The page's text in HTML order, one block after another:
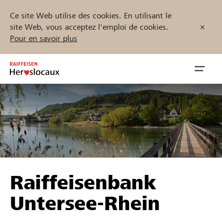
Ce site Web utilise des cookies. En utilisant le
site Web, vous acceptez l'emploi de cookies.
Pour en savoir plus
Inhalt
springen
öffnen
Parrainer
Soutien & assistance
Trouvez des projets et des organisations
Démarrez maintenant
Raiffeisenbank
Untersee-Rhein